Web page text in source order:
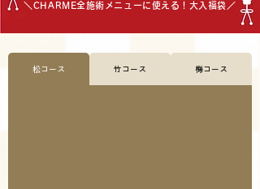
＼CHARME全施術メニューに使える！大入福袋／
松コース 竹コース 梅コース